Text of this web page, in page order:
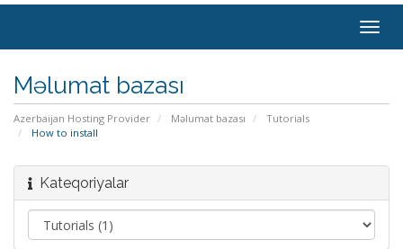
keçid
Məlumat bazası
Azerbaijan Hosting Provider Məlumat bazası
Tutorials
How to install
Kateqoriyalar